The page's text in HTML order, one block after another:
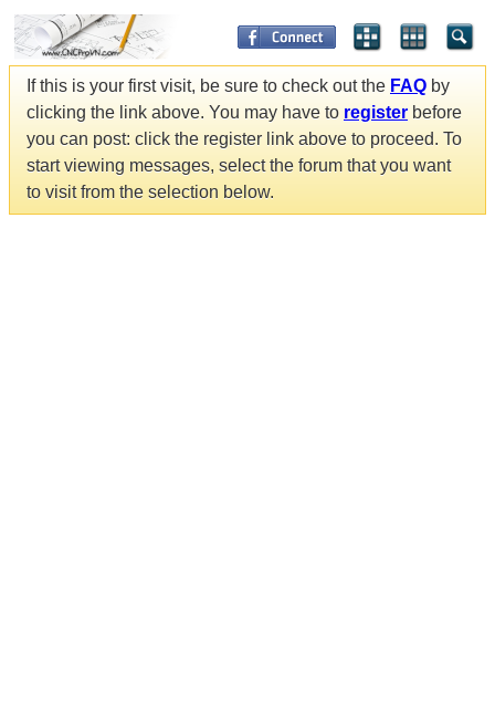
If this is your first visit, be sure to check out the FAQ by
clicking the link above. You may have to register before
you can post: click the register link above to proceed. To
start viewing messages, select the forum that you want
to visit from the selection below.